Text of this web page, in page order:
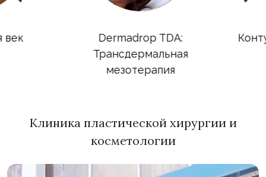
Dermadrop TDA:
Трансдермальная
мезотерапия
Клиника пластической хирургии и
косметологии